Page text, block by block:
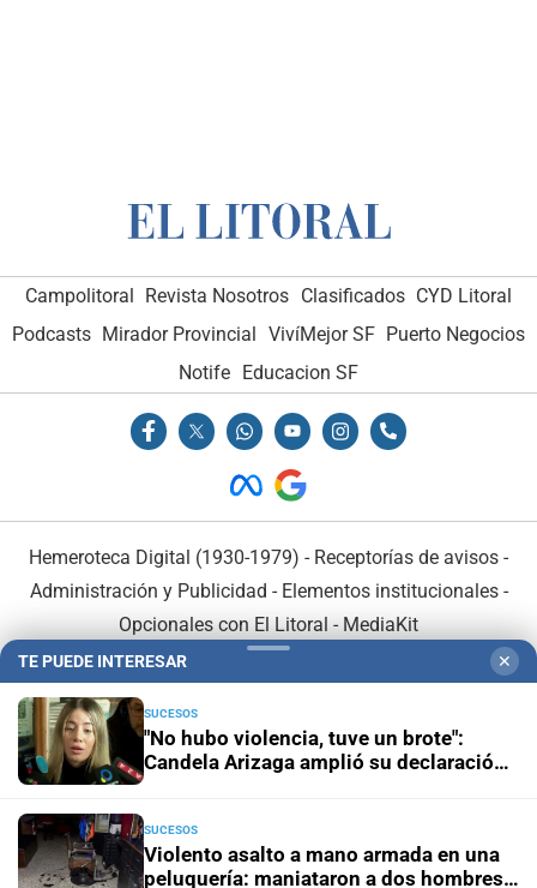
Campolitoral Revista Nosotros Clasificados CYD Litoral
Podcasts Mirador Provincial VivíMejor SF Puerto Negocios
Notife Educacion SF
Hemeroteca Digital (1930-1979) - Receptorías de avisos -
Administración y Publicidad - Elementos institucionales-
Opcionales con El Litoral - MediaKit
En Asociación con:
TE PUEDE INTERESAR ✕
SUCESOS
"No hubo violencia, tuve un brote":
Candela Arizaga amplió su declaración
SUCESOS
Violento asalto a mano armada en una
peluquería: maniataron a dos hombres y